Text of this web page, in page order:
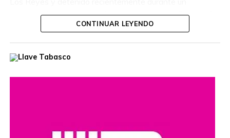
operativo interinstitucional encabezado por la Secretaría
de la Defensa Nacional.
Unidos, que habían ofrecido una recompensa de hasta
CONTINUAR LEYENDO